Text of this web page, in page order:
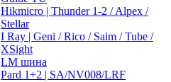
Hikmicro | Thunder 1-2 / Alpex /
Stellar
I Ray | Geni / Rico / Saim / Tube /
XSight
LM шина
Pard 1+2 | SA/NV008/LRF